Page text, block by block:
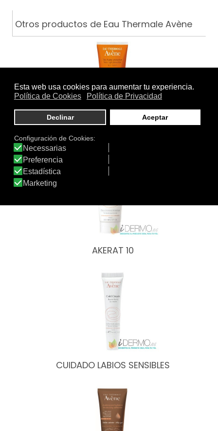
Otros productos de Eau Thermale Avène
LECHE 50+ PANTALLAS FÍSICAS…
AKERAT 10
CUIDADO LABIOS SENSIBLES